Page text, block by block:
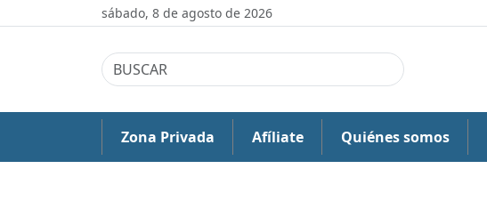
sábado, 8 de agosto de 2026
Zona Privada Afíliate Quiénes somos